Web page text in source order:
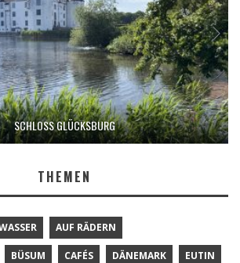
SCHLOSS GLÜCKSBURG
THEMEN
AUF RÄDERN
BÜSUM CAFÉS DÄNEMARK EUTIN